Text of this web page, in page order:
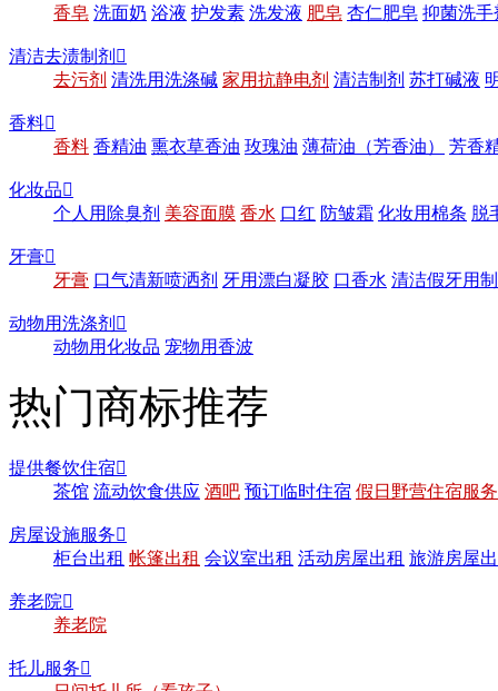
香皂 洗面奶 浴液 护发素 洗发液 肥皂 杏仁肥皂 抑菌洗手
清洁去渍制剂 
去污剂 清洗用洗涤碱 家用抗静电剂 清洁制剂 苏打碱液
香料
香料 香精油 熏衣草香油 玫瑰油 薄荷油（芳香油） 芳香
化妆品
个人用除臭剂 美容面膜 香水 口红 防皱霜 化妆用棉条 脱
牙膏
牙膏 口气清新喷洒剂 牙用漂白凝胶 口香水 清洁假牙用
动物用洗涤剂 
动物用化妆品 宠物用香波
热门商标推荐
提供餐饮住宿
茶馆 流动饮食供应 酒吧 预订临时住宿 假日野营住宿服务
房屋设施服务
柜台出租 帐篷出租 会议室出租 活动房屋出租 旅游房屋
养老院
养老院
托儿服务